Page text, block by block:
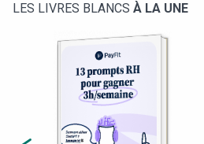
LES LIVRES BLANCS À LA UNE